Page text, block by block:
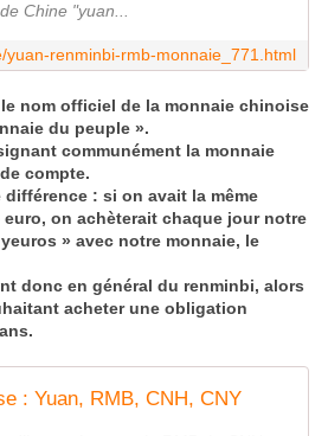
Chine "yuan...
yuan-renminbi-rmb-monnaie_771.html
nom officiel de la monnaie chinoise
du peuple ».
communément la monnaie
compte.
: si on avait la même
on achèterait chaque jour notre
» avec notre monnaie, le
donc en général du renminbi, alors
acheter une obligation
: Yuan, RMB, CNH, CNY